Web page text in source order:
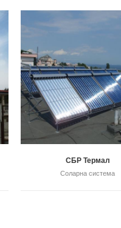
СБР Термал
Соларна система